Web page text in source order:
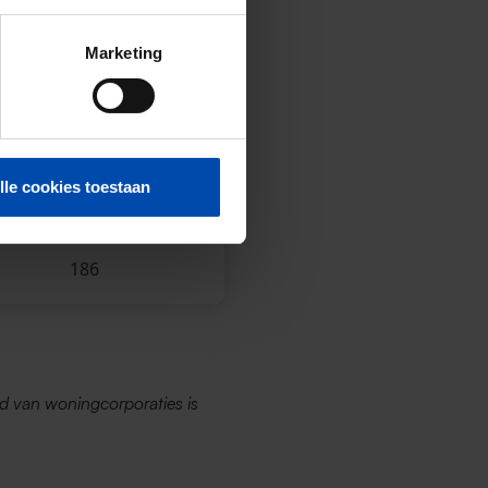
Marketing
cookies toestaan
337
71
186
van woningcorporaties is